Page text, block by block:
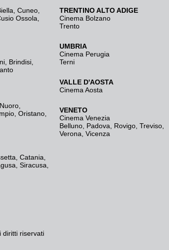
Cuneo
Ossola
Brindisi
Nuoro
Oristano
Catania
Siracusa
TRENTINO ALTO ADIGE
Cinema Bolzano
Trento
UMBRIA
Cinema Perugia
Terni
VALLE D'AOSTA
Cinema Aosta
VENETO
Cinema Venezia
Belluno Padova Rovigo Treviso
Verona Vicenza
diritti riservati